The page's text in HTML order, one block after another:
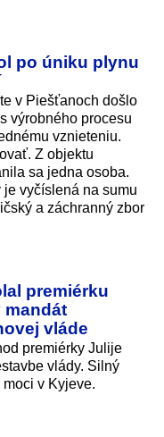
po úniku plynu
v Piešťanoch došlo
výrobného procesu
vznieteniu.
Z objektu
sa jedna osoba.
vyčíslená na sumu
a záchranný zbor
premiérku
vláde
premiérky Julije
vlády. Silný
v Kyjeve.